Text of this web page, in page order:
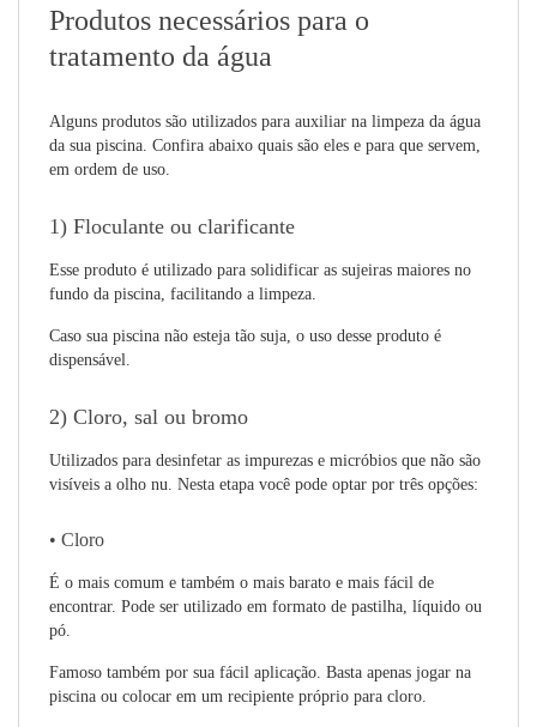
Produtos necessários para o
tratamento da água
Alguns produtos são utilizados para auxiliar na limpeza da água
da sua piscina. Confira abaixo quais são eles e para que servem,
em ordem de uso.
1) Floculante ou clarificante
Esse produto é utilizado para solidificar as sujeiras maiores no
fundo da piscina, facilitando a limpeza.
Caso sua piscina não esteja tão suja, o uso desse produto é
dispensável.
2) Cloro, sal ou bromo
Utilizados para desinfetar as impurezas e micróbios que não são
visíveis a olho nu. Nesta etapa você pode optar por três opções:
• Cloro
É o mais comum e também o mais barato e mais fácil de
encontrar. Pode ser utilizado em formato de pastilha, líquido ou
pó.
Famoso também por sua fácil aplicação. Basta apenas jogar na
piscina ou colocar em um recipiente próprio para cloro.